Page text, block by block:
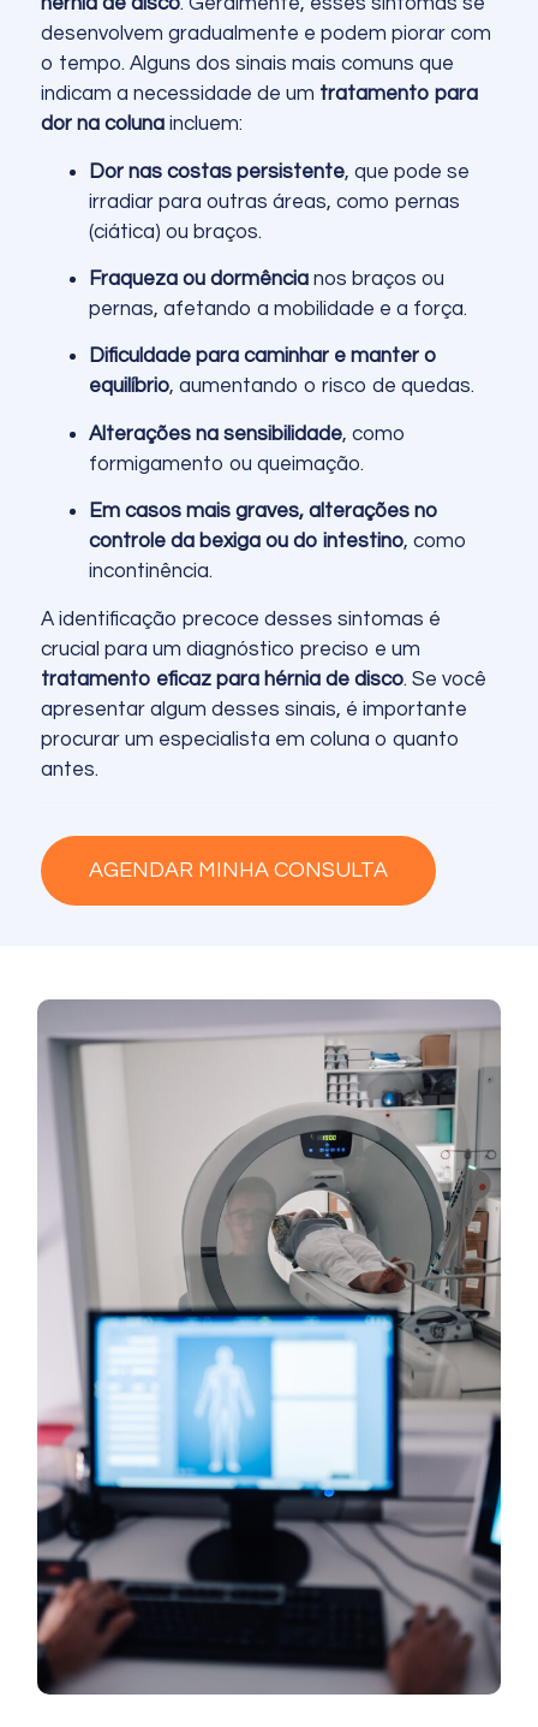
desenvolvem gradualmente e podem piorar com
o tempo. Alguns dos sinais mais comuns que
indicam a necessidade de um tratamento para
dor na coluna incluem:
Dor nas costas persistente, que pode se
irradiar para outras áreas, como pernas
(ciática) ou braços.
Fraqueza ou dormência nos braços ou
pernas, afetando a mobilidade e a força.
Dificuldade para caminhar e manter o
equilíbrio, aumentando o risco de quedas.
Alterações na sensibilidade, como
formigamento ou queimação.
Em casos mais graves, alterações no
controle da bexiga ou do intestino, como
incontinência.
A identificação precoce desses sintomas é
crucial para um diagnóstico preciso e um
tratamento eficaz para hérnia de disco. Se você
apresentar algum desses sinais, é importante
procurar um especialista em coluna o quanto
antes.
AGENDAR MINHA CONSULTA